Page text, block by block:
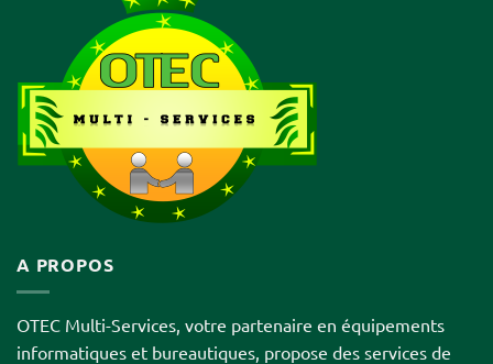
A PROPOS
OTEC Multi-Services, votre partenaire en équipements
informatiques et bureautiques, propose des services de